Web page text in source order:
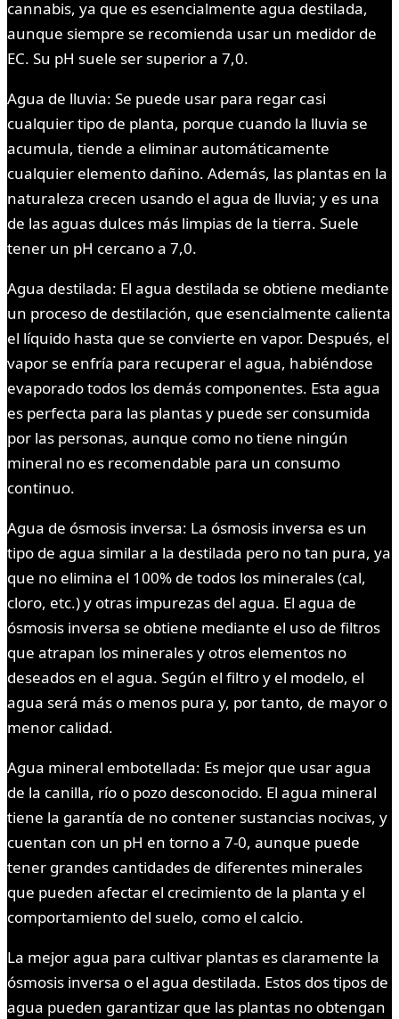
cannabis, ya que es esencialmente agua destilada,
aunque siempre se recomienda usar un medidor de
EC. Su pH suele ser superior a 7,0.
Agua de lluvia: Se puede usar para regar casi
cualquier tipo de planta, porque cuando la lluvia se
acumula, tiende a eliminar automáticamente
cualquier elemento dañino. Además, las plantas en la
naturaleza crecen usando el agua de lluvia; y es una
de las aguas dulces más limpias de la tierra. Suele
tener un pH cercano a 7,0.
Agua destilada: El agua destilada se obtiene mediante
un proceso de destilación, que esencialmente calienta
el líquido hasta que se convierte en vapor. Después, el
vapor se enfría para recuperar el agua, habiéndose
evaporado todos los demás componentes. Esta agua
es perfecta para las plantas y puede ser consumida
por las personas, aunque como no tiene ningún
mineral no es recomendable para un consumo
continuo.
Agua de ósmosis inversa: La ósmosis inversa es un
tipo de agua similar a la destilada pero no tan pura, ya
que no elimina el 100% de todos los minerales (cal,
cloro, etc.) y otras impurezas del agua. El agua de
ósmosis inversa se obtiene mediante el uso de filtros
que atrapan los minerales y otros elementos no
deseados en el agua. Según el filtro y el modelo, el
agua será más o menos pura y, por tanto, de mayor o
menor calidad.
Agua mineral embotellada: Es mejor que usar agua
de la canilla, río o pozo desconocido. El agua mineral
tiene la garantía de no contener sustancias nocivas, y
cuentan con un pH en torno a 7-0, aunque puede
tener grandes cantidades de diferentes minerales
que pueden afectar el crecimiento de la planta y el
comportamiento del suelo, como el calcio.
La mejor agua para cultivar plantas es claramente la
ósmosis inversa o el agua destilada. Estos dos tipos de
agua pueden garantizar que las plantas no obtengan